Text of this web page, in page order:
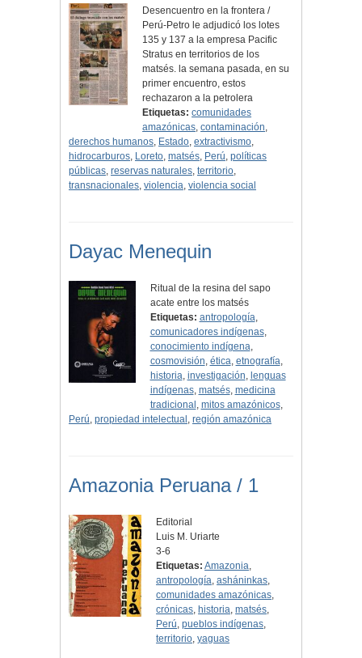
Desencuentro en la frontera /
Perú-Petro le adjudicó los lotes
135 y 137 a la empresa Pacific
Stratus en territorios de los
matsés. la semana pasada, en su
primer encuentro, estos
rechazaron a la petrolera
Etiquetas: comunidades
amazónicas,contaminación,
derechos humanos, Estado, extractivismo,
hidrocarburos, Loreto, matsés, Perú, políticas
públicas, reservas naturales, territorio,
transnacionales, violencia, violencia social
Dayac Menequin
Ritual de la resina del sapo
acate entre los matsés
Etiquetas: antropología,
comunicadores indígenas,
conocimiento indígena,
cosmovisión, ética, etnografía,
historia, investigación, lenguas
indígenas, matsés, medicina
tradicional , mitos amazónicos,
Perú, propiedad intelectual , región amazónica
Amazonia Peruana / 1
Editorial
Luis M. Uriarte
3-6
Etiquetas: Amazonia,
antropología,asháninkas,
comunidades amazónicas,
crónicas, historia,matsés,
Perú,pueblos indígenas,
territorio,yaguas